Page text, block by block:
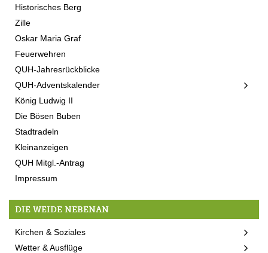
Historisches Berg
Zille
Oskar Maria Graf
Feuerwehren
QUH-Jahresrückblicke
QUH-Adventskalender
König Ludwig II
Die Bösen Buben
Stadtradeln
Kleinanzeigen
QUH Mitgl.-Antrag
Impressum
DIE WEIDE NEBENAN
Kirchen & Soziales
Wetter & Ausflüge